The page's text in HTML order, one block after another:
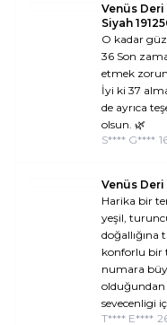
Venüs
Siyah
O kadar
36 Son
etmek
İyi ki 37
de ayrıca
olsun. 🌿
S**** G****
Venüs Deri
Harika bir
yeşil,
doğallığına
konforlu bir
numara
olduğundan
sevecenligi
T**** E****